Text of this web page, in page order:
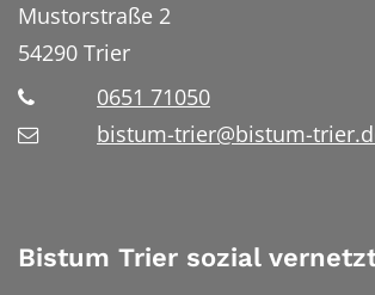
Mustorstraße 2
54290 Trier
0651 71050
bistum-trier@bistum-
Bistum Trier sozial